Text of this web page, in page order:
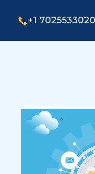
+1 7025533020